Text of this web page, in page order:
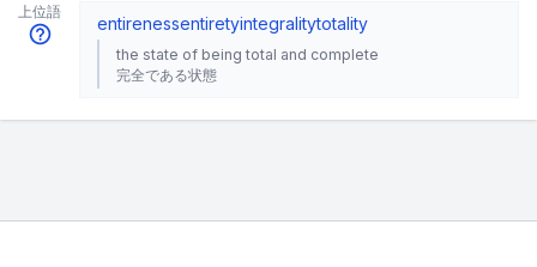
上位語
entirenessentiretyintegralitytotality
the state of being total and complete
完全である状態